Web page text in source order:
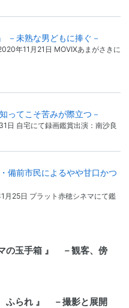
－未熟な男どもに捧ぐ－
年11月21日 MOVIXあまがさきに
ってこそ苦みが際立つ－
日 自宅にて録画鑑賞出演：南沙良
備前市民によるやや甘口かつ
月25日 プラット赤穂シネマにて鑑
の玉手箱 』 －観客、傍
ふられ 』 －撮影と展開